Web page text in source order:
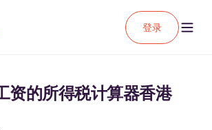
登录
的所得税计算器香港